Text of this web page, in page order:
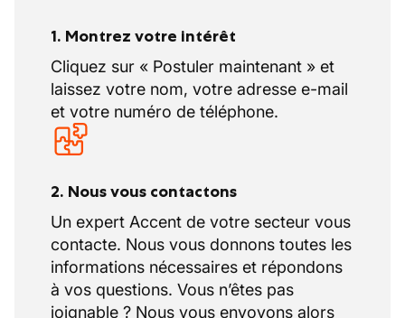
1. Montrez votre intérêt
Cliquez sur « Postuler maintenant » et
laissez votre nom, votre adresse e-mail
et votre numéro de téléphone.
2. Nous vous contactons
Un expert Accent de votre secteur vous
contacte. Nous vous donnons toutes les
informations nécessaires et répondons
à vos questions. Vous n’êtes pas
joignable ? Nous vous envoyons alors